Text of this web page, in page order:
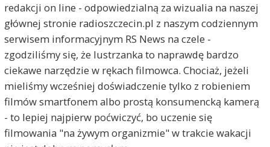
redakcji on line - odpowiedzialną za wizualia na naszej
głównej stronie radioszczecin.pl z naszym codziennym
serwisem informacyjnym RS News na czele -
zgodziliśmy się, że lustrzanka to naprawdę bardzo
ciekawe narzędzie w rękach filmowca. Chociaż, jeżeli
mieliśmy wcześniej doświadczenie tylko z robieniem
filmów smartfonem albo prostą konsumencką kamerą
- to lepiej najpierw poćwiczyć, bo uczenie się
filmowania "na żywym organizmie" w trakcie wakacji